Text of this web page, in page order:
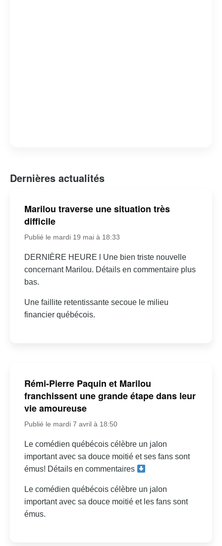
Dernières actualités
Marilou traverse une situation très
difficile
Publié le mardi 19 mai à 18:33
DERNIÈRE HEURE l Une bien triste nouvelle
concernant Marilou. Détails en commentaire plus
bas.
Une faillite retentissante secoue le milieu
financier québécois.
Rémi-Pierre Paquin et Marilou
franchissent une grande étape dans leur
vie amoureuse
Publié le mardi 7 avril à 18:50
Le comédien québécois célèbre un jalon
important avec sa douce moitié et ses fans sont
émus! Détails en commentaires
Le comédien québécois célèbre un jalon
important avec sa douce moitié et les fans sont
émus.